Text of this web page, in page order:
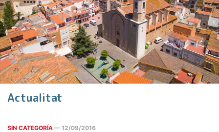
Actualitat
SIN CATEGORÍA — 12/09/2016